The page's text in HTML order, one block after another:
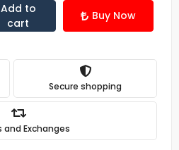
Add to
cart
Buy Now
Secure shopping
and Exchanges